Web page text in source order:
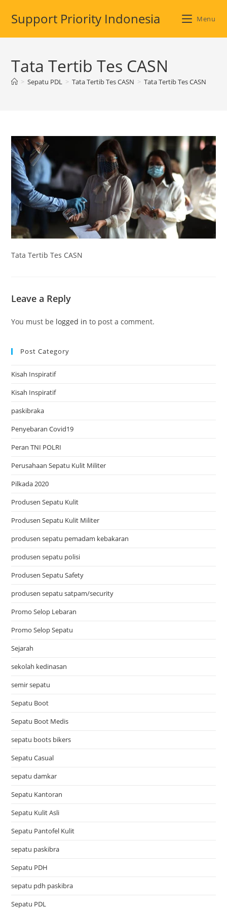
Support Priority Indonesia Menu
Tata Tertib Tes CASN
> Sepatu PDL > Tata Tertib Tes CASN > Tata Tertib Tes CASN
Tata Tertib Tes CASN
Leave a Reply
You must be logged in to post a comment.
Post Category
Kisah Inspiratif
Kisah Inspiratif
paskibraka
Penyebaran Covid19
Peran TNI POLRI
Perusahaan Sepatu Kulit Militer
Pilkada 2020
Produsen Sepatu Kulit
Produsen Sepatu Kulit Militer
produsen sepatu pemadam kebakaran
produsen sepatu polisi
Produsen Sepatu Safety
produsen sepatu satpam/security
Promo Selop Lebaran
Promo Selop Sepatu
Sejarah
sekolah kedinasan
semir sepatu
Sepatu Boot
Sepatu Boot Medis
sepatu boots bikers
Sepatu Casual
sepatu damkar
Sepatu Kantoran
Sepatu Kulit Asli
Sepatu Pantofel Kulit
sepatu paskibra
Sepatu PDH
sepatu pdh paskibra
Sepatu PDL